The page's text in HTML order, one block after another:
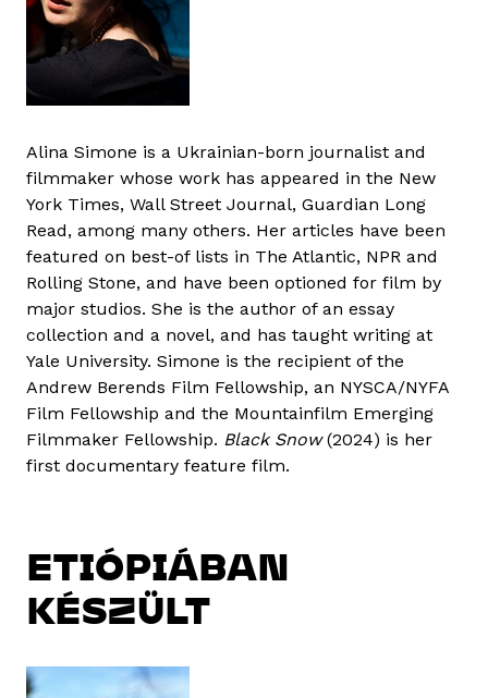
Alina Simone is a Ukrainian-born journalist and
filmmaker whose work has appeared in the New
York Times, Wall Street Journal, Guardian Long
Read, among many others. Her articles have been
featured on best-of lists in The Atlantic, NPR and
Rolling Stone, and have been optioned for film by
major studios. She is the author of an essay
collection and a novel, and has taught writing at
Yale University. Simone is the recipient of the
Andrew Berends Film Fellowship, an NYSCA/NYFA
Film Fellowship and the Mountainfilm Emerging
Filmmaker Fellowship. Black Snow(2024) is her
first documentary feature film.
ETIÓPIÁBAN
KÉSZÜLT